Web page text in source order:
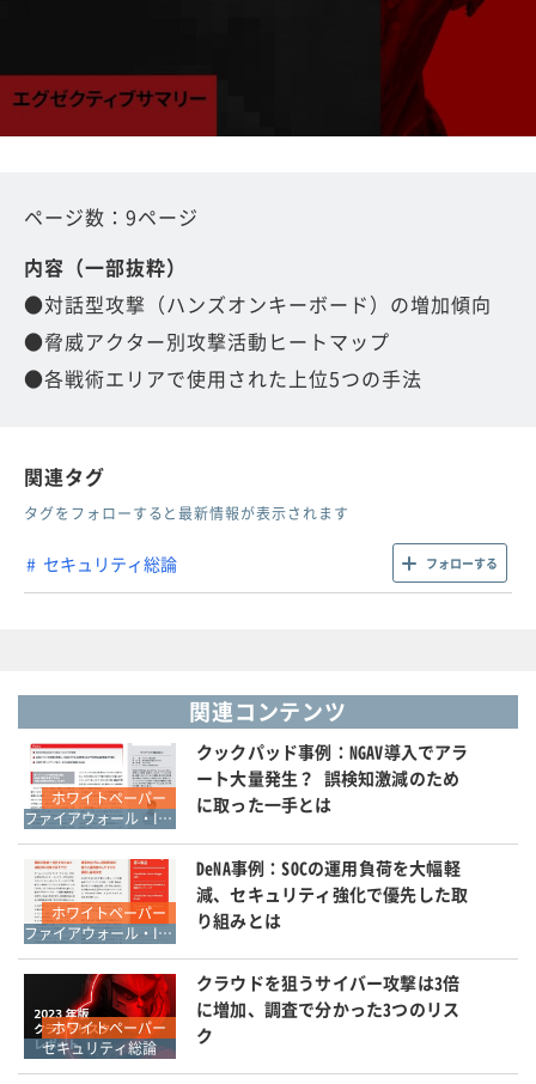
ページ数：9ページ
内容（一部抜粋）
●対話型攻撃（ハンズオンキーボード）の増加傾向
●脅威アクター別攻撃活動ヒートマップ
●各戦術エリアで使用された上位5つの手法
関連タグ
タグをフォローすると最新情報が表示されます
セキュリティ総論 フォローする
関連コンテンツ
ホワイトペーパー
ファイアウォール・IDS・IPS
クックパッド事例：NGAV導入でアラ
ート大量発生？ 誤検知激減のため
に取った一手とは
ホワイトペーパー
ファイアウォール・IDS・IPS
DeNA事例：SOCの運用負荷を大幅軽
減、セキュリティ強化で優先した取
り組みとは
ホワイトペーパー
セキュリティ総論
クラウドを狙うサイバー攻撃は3倍
に増加、調査で分かった3つのリス
ク